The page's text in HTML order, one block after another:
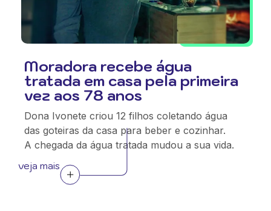
Moradora recebe água
tratada em casa pela primeira
vez aos 78 anos
Dona Ivonete criou 12 filhos coletando água
das goteiras da casa para beber e cozinhar.
A chegada da água tratada mudou a sua vida.
veja mais